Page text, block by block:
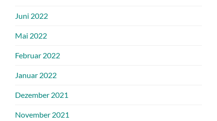
Juni 2022
Mai 2022
Februar 2022
Januar 2022
Dezember 2021
November 2021